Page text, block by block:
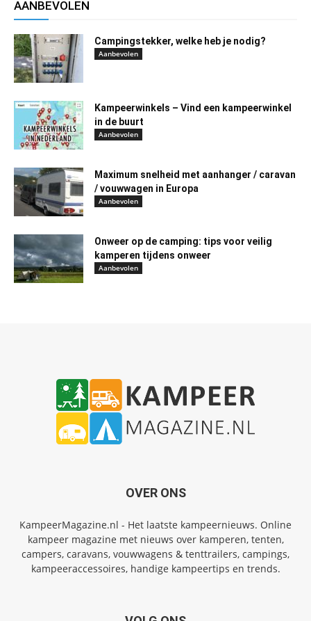
AANBEVOLEN
Campingstekker, welke heb je nodig?
Aanbevolen
Kampeerwinkels – Vind een kampeerwinkel
in de buurt
Aanbevolen
Maximum snelheid met aanhanger / caravan
/ vouwwagen in Europa
Aanbevolen
Onweer op de camping: tips voor veilig
kamperen tijdens onweer
Aanbevolen
OVER ONS
KampeerMagazine.nl - Het laatste kampeernieuws. Online
kampeer magazine met nieuws over kamperen, tenten,
campers, caravans, vouwwagens & tenttrailers, campings,
kampeeraccessoires, handige kampeertips en trends.